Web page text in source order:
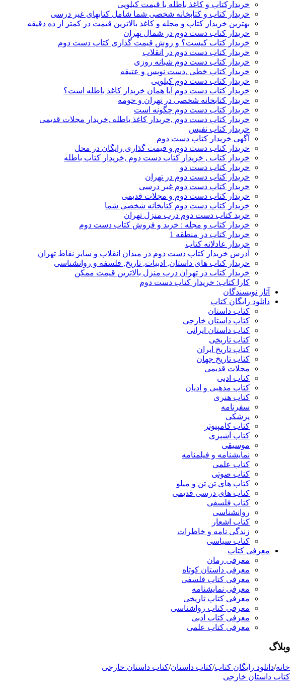
خریدارکتاب و کاغذ باطله با قیمت کیلویی
خریدار کتاب و کتابخانه شخصی شما شامل کتابهای غیر درسی
بهترین خریدار کتاب و مجله و کاغذ بالاترین قیمت در کمتر از ده دقیقه
خریدار کتاب دست دوم در شمال تهران
خریدار کتاب کیست؟ و روش قیمت گذاری کتاب دست دوم
خریدار کتاب دست دوم در انقلاب
خریدار کتاب دست دوم شبانه روزی
خریدار کتاب خطی ,دست نویس و عتیقه
خریدار کتاب دست دوم کیلویی
خریدار کتاب دست دوم آیا همان خریدار کاغذ باطله است؟
خریدار کتابخانه شخصی در تهران و حومه
خریدار کتاب دست دوم چگونه است
خریدار کتاب دست دوم ,خریدار کاغذ باطله ,خریدار مجلات قدیمی
خریدار کتاب نفیس
آگهی خریدار کتاب دست دوم
خریدار کتاب دست دوم و قیمت گذاری رایگان در محل
خریدار کتاب , خریدار کتاب دست دوم ,خریدار کتاب باطله
خریدار کتاب دست دو
خریدار کتاب دست دوم در تهران
خریدار کتاب دست دوم غیر درسی
خریدار کتاب دست دوم و مجلات قدیمی
خریدار کتاب دست دوم کتابخانه شخصی شما
خرید کتاب دست دوم درب منزل تهران
خریدار کتاب و مجله : خرید و فروش کتاب دست دوم
خریدار کتاب در منطقه 1
خریدار عادلانه کتاب
آدرس خریدار کتاب دست دوم در میدان انقلاب و سایر نقاط تهران
خریدار کتاب های داستان, ادبیات, تاریخ, فلسفه و روانشناسی
خریدار کتاب در تهران درب منزل بالاترین قیمت ممکن
کارا کتاب: خریدار کتاب دست دوم
آثار نویسندگان
دانلود رایگان کتاب
کتاب داستان
کتاب داستان خارجی
کتاب داستان ایرانی
کتاب تاریخی
کتاب تاریخ ایران
کتاب تاریخ جهان
مجلات قدیمی
کتاب ادبی
کتاب مذهبی و ادیان
کتاب هنری
سفرنامه
پزشکی
کتاب کامپیوتر
کتاب آشپزی
موسیقی
نمایشنامه و فیلمنامه
کتاب علمی
کتاب صوتی
کتاب های تن تن و میلو
کتاب های درسی قدیمی
کتاب فلسفی
روانشناسی
کتاب اشعار
زندگی نامه و خاطرات
کتاب سیاسی
معرفی کتاب
معرفی رمان
معرفی داستان کوتاه
معرفی کتاب فلسفی
معرفی نمایشنامه
معرفی کتاب تاریخی
معرفی کتاب رواشناسی
معرفی کتاب ادبی
معرفی کتاب علمی
وبلاگ
خانه/دانلود رایگان کتاب/کتاب داستان/کتاب داستان خارجی
کتاب داستان خارجی